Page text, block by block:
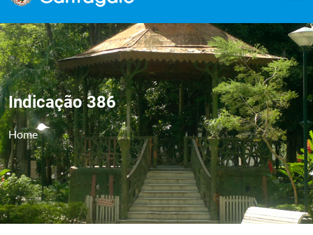
Indicação 386
Home